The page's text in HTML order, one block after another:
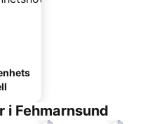
i Fehmarnsund